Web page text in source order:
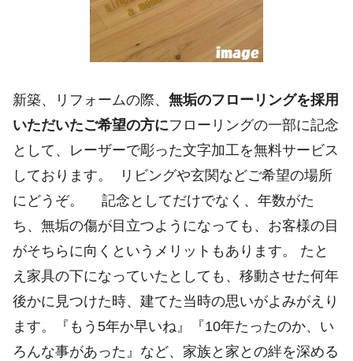
新築、リフォームの際、 無垢のフローリングを採用
いただいたご希望の方にフローリングの一部に記念
として、レーザーで彫った文字加工を無料サービス
しております。 リビングや玄関などご希望の場所
にどうぞ。 記念としてだけでなく、年数がた
ち、無垢の傷が目立つようになっても、お客様の目
がそちらに向くというメリットもあります。 たと
え家具の下になっていたとしても、移動させた何年
後かに見つけた時、建てた当時の思いがよみがえり
ます。『もう5年か早いね』『10年たったのか、い
ろんな事があった』など、家族と家との絆を深める